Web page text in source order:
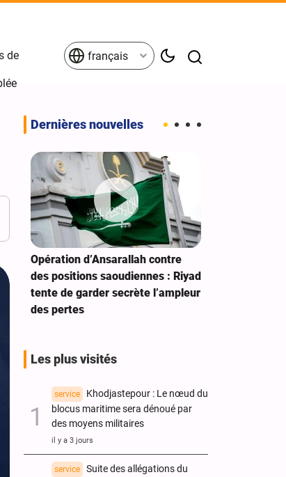
de français
Dernières nouvelles
Opération d’Ansarallah contre
des positions saoudiennes : Riyad
tente de garder secrète l’ampleur
des pertes
Les plus visités
service
Khodjastepour : Le nœud du
blocus maritime sera dénoué par
des moyens militaires
il y a 3 jours
service
Suite des allégations du